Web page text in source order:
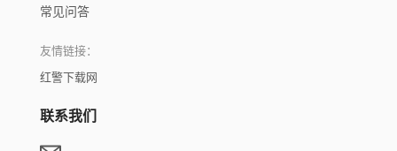
常见问答
友情链接：
红警下载网
联系我们